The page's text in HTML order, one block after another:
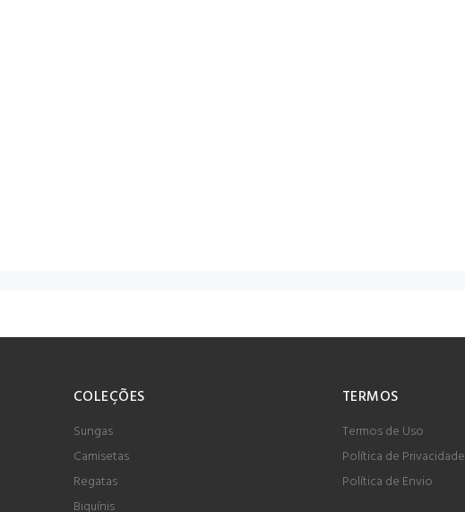
COLEÇÕES
Sungas
Camisetas
Regatas
Biquínis
TERMOS
Termos de Uso
Política de Privacidade
Política de Envio